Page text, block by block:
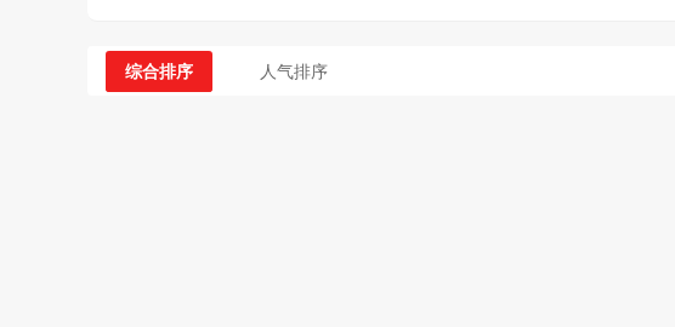
综合排序 人气排序